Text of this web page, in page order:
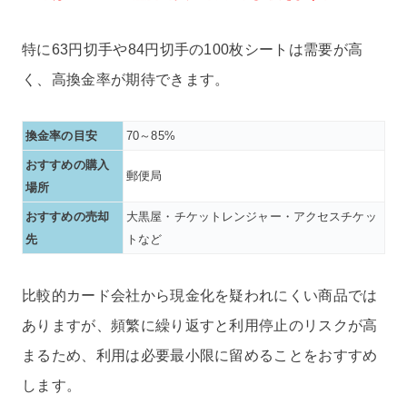
特に63円切手や84円切手の100枚シートは需要が高
く、高換金率が期待できます。
換金率の目安 70～85%
おすすめの購入
場所
郵便局
おすすめの売却
先
大黒屋・チケットレンジャー・アクセスチケッ
トなど
比較的カード会社から現金化を疑われにくい商品では
ありますが、頻繁に繰り返すと利用停止のリスクが高
まるため、利用は必要最小限に留めることをおすすめ
します。